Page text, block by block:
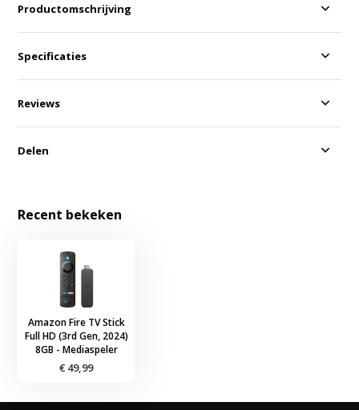
Productomschrijving
Specificaties
Reviews
Delen
Recent bekeken
Amazon Fire TV Stick
Full HD (3rd Gen, 2024)
8GB - Mediaspeler
€ 49,99